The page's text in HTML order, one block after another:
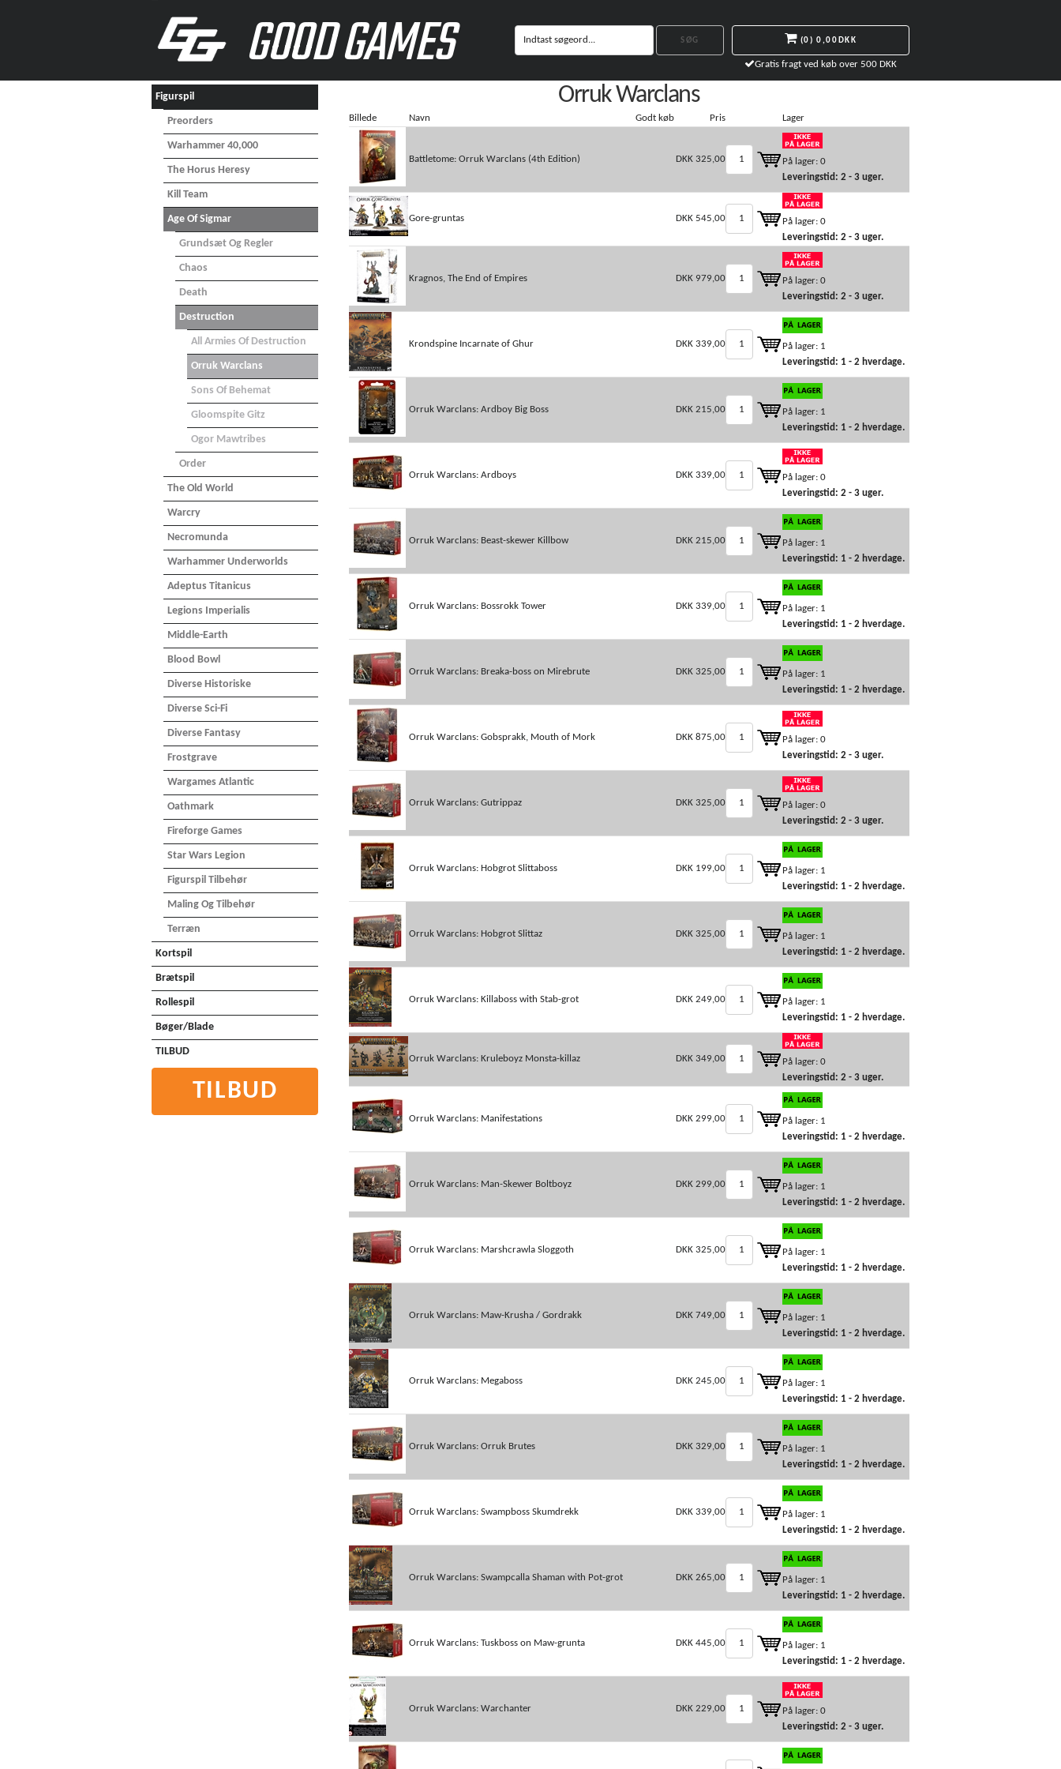
GOOD GAMES (0)0,00DKK
Gratis fragt ved køb over 500 DKK
Figurspil
Preorders
Warhammer 40,000
The Horus Heresy
Kill Team
Age Of Sigmar
Grundsæt Og Regler
Chaos
Death
Destruction
All Armies Of Destruction
Orruk Warclans
Sons Of Behemat
Gloomspite Gitz
Ogor Mawtribes
Order
The Old World
Warcry
Necromunda
Warhammer Underworlds
Adeptus Titanicus
Legions Imperialis
Middle-Earth
Blood Bowl
Diverse Historiske
Diverse Sci-Fi
Diverse Fantasy
Frostgrave
Wargames Atlantic
Oathmark
Fireforge Games
Star Wars Legion
Figurspil Tilbehør
Maling Og Tilbehør
Terræn
Kortspil
Brætspil
Rollespil
Bøger/Blade
TILBUD
TILBUD
Orruk Warclans
Billede Navn Godt køb Pris Lager
Battletome: Orruk Warclans (4th Edition) DKK 325,00
På lager: 0
Leveringstid: 2 - 3 uger.
Gore-gruntas DKK 545,00
På lager: 0
Leveringstid: 2 - 3 uger.
Kragnos, The End of Empires DKK 979,00
På lager: 0
Leveringstid: 2 - 3 uger.
Krondspine Incarnate of Ghur DKK 339,00
På lager: 1
Leveringstid: 1 - 2 hverdage.
Orruk Warclans: Ardboy Big Boss DKK 215,00
På lager: 1
Leveringstid: 1 - 2 hverdage.
Orruk Warclans: Ardboys DKK 339,00
På lager: 0
Leveringstid: 2 - 3 uger.
Orruk Warclans: Beast-skewer Killbow DKK 215,00
På lager: 1
Leveringstid: 1 - 2 hverdage.
Orruk Warclans: Bossrokk Tower DKK 339,00
På lager: 1
Leveringstid: 1 - 2 hverdage.
Orruk Warclans: Breaka-boss on Mirebrute DKK 325,00
På lager: 1
Leveringstid: 1 - 2 hverdage.
Orruk Warclans: Gobsprakk, Mouth of Mork DKK 875,00
På lager: 0
Leveringstid: 2 - 3 uger.
Orruk Warclans: Gutrippaz DKK 325,00
På lager: 0
Leveringstid: 2 - 3 uger.
Orruk Warclans: Hobgrot Slittaboss DKK 199,00
På lager: 1
Leveringstid: 1 - 2 hverdage.
Orruk Warclans: Hobgrot Slittaz DKK 325,00
På lager: 1
Leveringstid: 1 - 2 hverdage.
Orruk Warclans: Killaboss with Stab-grot DKK 249,00
På lager: 1
Leveringstid: 1 - 2 hverdage.
Orruk Warclans: Kruleboyz Monsta-killaz DKK 349,00
På lager: 0
Leveringstid: 2 - 3 uger.
Orruk Warclans: Manifestations DKK 299,00
På lager: 1
Leveringstid: 1 - 2 hverdage.
Orruk Warclans: Man-Skewer Boltboyz DKK 299,00
På lager: 1
Leveringstid: 1 - 2 hverdage.
Orruk Warclans: Marshcrawla Sloggoth DKK 325,00
På lager: 1
Leveringstid: 1 - 2 hverdage.
Orruk Warclans: Maw-Krusha / Gordrakk DKK 749,00
På lager: 1
Leveringstid: 1 - 2 hverdage.
Orruk Warclans: Megaboss DKK 245,00
På lager: 1
Leveringstid: 1 - 2 hverdage.
Orruk Warclans: Orruk Brutes DKK 329,00
På lager: 1
Leveringstid: 1 - 2 hverdage.
Orruk Warclans: Swampboss Skumdrekk DKK 339,00
På lager: 1
Leveringstid: 1 - 2 hverdage.
Orruk Warclans: Swampcalla Shaman with Pot-grot DKK 265,00
På lager: 1
Leveringstid: 1 - 2 hverdage.
Orruk Warclans: Tuskboss on Maw-grunta DKK 445,00
På lager: 1
Leveringstid: 1 - 2 hverdage.
Orruk Warclans: Warchanter DKK 229,00
På lager: 0
Leveringstid: 2 - 3 uger.